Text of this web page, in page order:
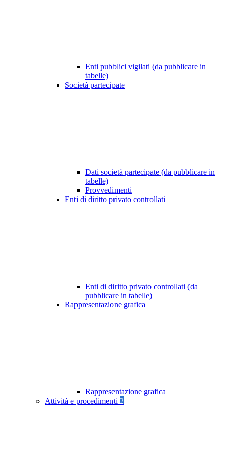
Enti pubblici vigilati (da pubblicare in
tabelle)
Società partecipate
Dati società partecipate (da pubblicare in
tabelle)
Provvedimenti
Enti di diritto privato controllati
Enti di diritto privato controllati (da
pubblicare in tabelle)
Rappresentazione grafica
Rappresentazione grafica
Attività e procedimenti 2